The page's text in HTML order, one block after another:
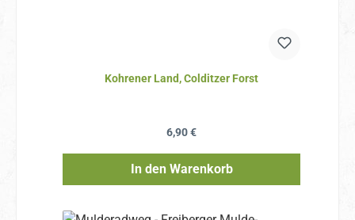
Kohrener Land, Colditzer Forst
Regulärer Preis:
6,90 €
In den Warenkorb